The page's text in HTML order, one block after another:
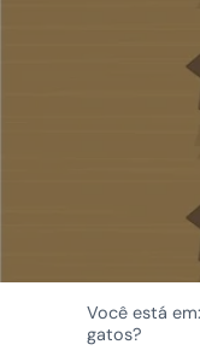
Você está em:
gatos?